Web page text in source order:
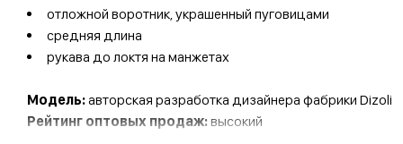
отложной воротник, украшенный пуговицами
средняя длина
рукава до локтя на манжетах
Модель:авторская разработка дизайнера фабрики Dizoli
Рейтинг оптовых продаж:высокий